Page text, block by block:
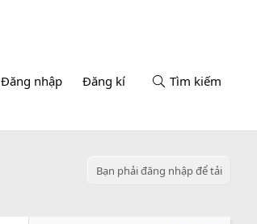
Đăng nhập Đăng kí Tìm kiếm
Bạn phải đăng nhập để tải